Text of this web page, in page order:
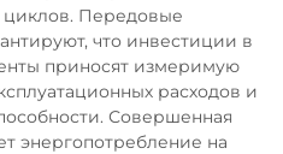
циклов. Передовые
что инвестиции в
приносят измеримую
расходов и
Совершенная
энергопотребление на